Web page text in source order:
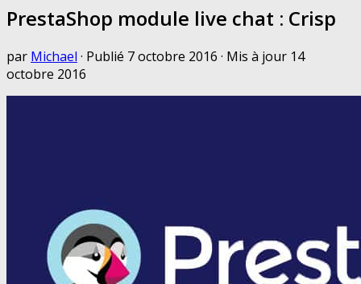
PrestaShop module live chat : Crisp
par Michael · Publié 7 octobre 2016 · Mis à jour 14
octobre 2016